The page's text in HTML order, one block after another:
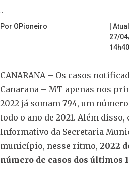
..
Por OPioneiro
|
27/
14h40
CANARANA – Os casos
Canarana – MT apenas nos
2022 já somam 794, um
todo o ano de 2021. Além
Informativo da Secretaria
município, nesse ritmo, 2022
número de casos dos últimos